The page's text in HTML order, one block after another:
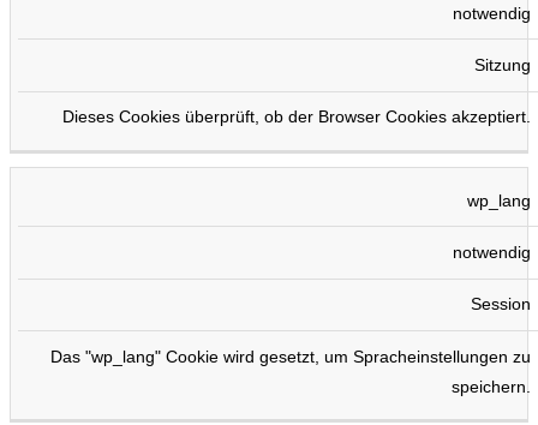
notwendig
Sitzung
Dieses Cookies überprüft, ob der Browser Cookies akzeptiert.
wp_lang
notwendig
Session
Das "wp_lang" Cookie wird gesetzt, um Spracheinstellungen zu
speichern.